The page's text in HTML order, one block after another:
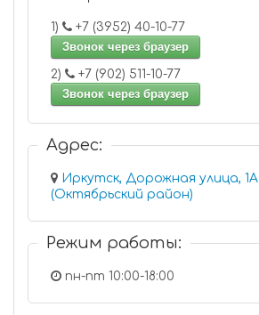
1)
+7 (3952) 40-10-77
Звонок через браузер
2)
+7 (902) 511-10-77
Звонок через браузер
Адрес:
Иркутск, Дорожная улица, 1А
(Октябрьский район)
Режим работы:
пн-пт 10:00-18:00